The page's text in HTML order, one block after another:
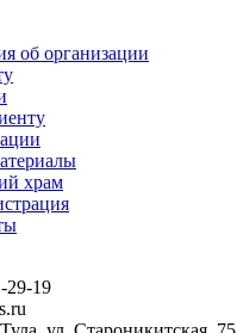
об организации
храм
29-19